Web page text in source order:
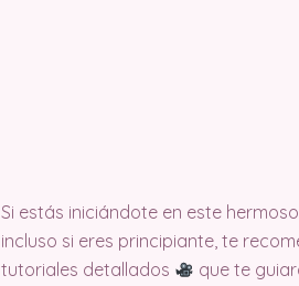
Si estás iniciándote en este
incluso si eres principiante, te
tutoriales detallados
que te